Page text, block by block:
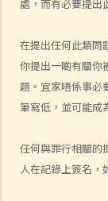
處，而有必要提出
在提出任何此類問
你提出一啲有關你
題。宜家唔係事必
筆寫低，並可能成
任何與罪行相關的
人在記錄上簽名，
b. 專業資格
c. 專家意見的範圍
d. 終極問題
e. 專家的責任
a. 作供前宣誓
b. 主問